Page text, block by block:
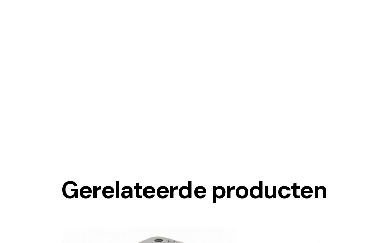
Gerelateerde producten